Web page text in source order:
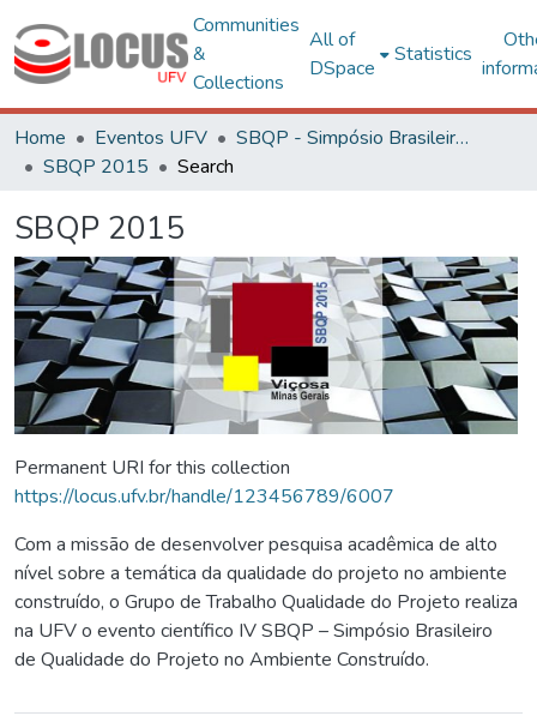
Communities
&
Collections
All of
DSpace
Statistics
Home Eventos UFV
SBQP - Simpósio Brasileiro de Qualidade do Projeto no Ambiente Construído
SBQP 2015
Search
SBQP 2015
Permanent URI for this collection
https://locus.ufv.br/handle/123456789/6007
Com a missão de desenvolver pesquisa acadêmica de alto
nível sobre a temática da qualidade do projeto no ambiente
construído, o Grupo de Trabalho Qualidade do Projeto realiza
na UFV o evento científico IV SBQP – Simpósio Brasileiro
de Qualidade do Projeto no Ambiente Construído.